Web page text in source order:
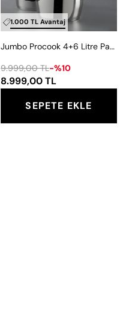
1.000 TL Avantaj
Düdüklü
Tencere
Jumbo Procook 4+6 Litre Paslanmaz Çelik Düdüklü Tencere Seti
9.999,00 TL-%10
8.999,00 TL
SEPETE EKLE